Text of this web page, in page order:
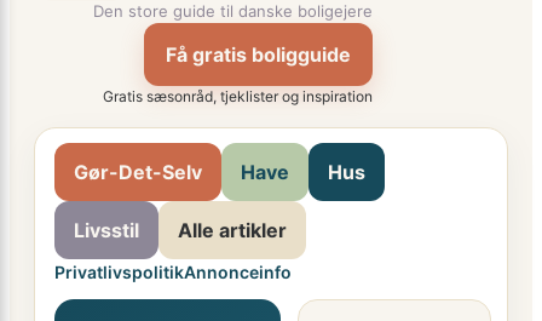
Den store guide til danske boligejere
Få gratis boligguide
Gratis sæsonråd, tjeklister og inspiration
Gør-Det-Selv Have Hus
Livsstil Alle artikler
PrivatlivspolitikAnnonceinfo